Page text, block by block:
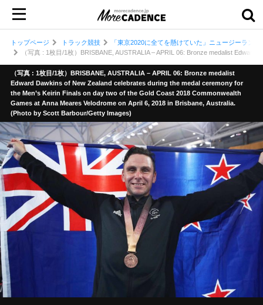
トップページ トラック競技
「東京2020に全てを懸けていた」ニュージーラン
（写真 : 1枚目/1枚）BRISBANE, AUSTRALIA – APRIL 06: Bronze medalist
（写真 : 1枚目/1枚）BRISBANE, AUSTRALIA – APRIL 06: Bronze medalist
Edward Dawkins of New Zealand celebrates during the medal ceremony for
the Men’s Keirin Finals on day two of the Gold Coast 2018 Commonwealth
Games at Anna Meares Velodrome on April 6, 2018 in Brisbane, Australia.
(Photo by Scott Barbour/Getty Images)